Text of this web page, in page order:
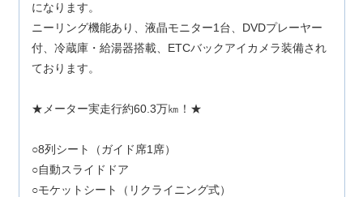
になります。
ニーリング機能あり、液晶モニター1台、DVDプレーヤー
付、冷蔵庫・給湯器搭載、ETCバックアイカメラ装備され
ております。
★メーター実走行約60.3万㎞！★
○8列シート（ガイド席1席）
○自動スライドドア
○モケットシート（リクライニング式）